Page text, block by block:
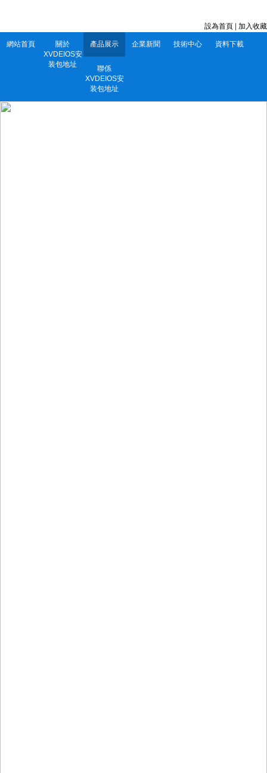
設為首頁 加入收藏
網站首頁
關於
XVDEIOS安
装包地址
產品展示 企業新聞 技術中心 資料下載
聯係
XVDEIOS安
装包地址